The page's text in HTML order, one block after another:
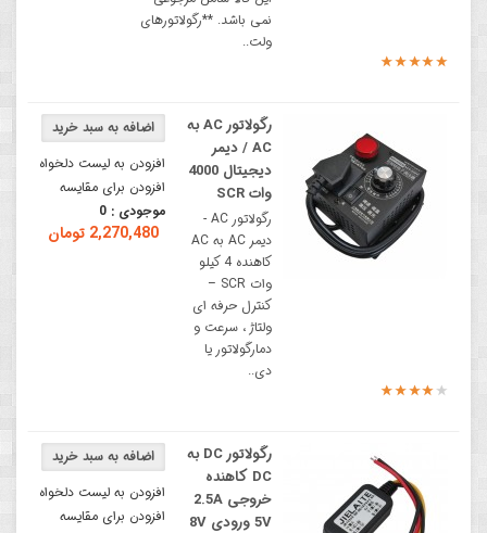
نمی باشد. **رگولاتورهای
ولت..
افزودن به لیست دلخواه
افزودن برای مقایسه
موجودی : 0
2,270,480 تومان
رگولاتور AC به
AC / دیمر
دیجیتال 4000
وات SCR
رگولاتور AC -
دیمر AC به AC
کاهنده 4 کیلو
وات SCR –
کنترل حرفه‌ ای
ولتاژ ، سرعت و
دمارگولاتور یا
دی..
افزودن به لیست دلخواه
افزودن برای مقایسه
رگولاتور DC به
DC کاهنده
خروجی 2.5A
5V ورودی 8V